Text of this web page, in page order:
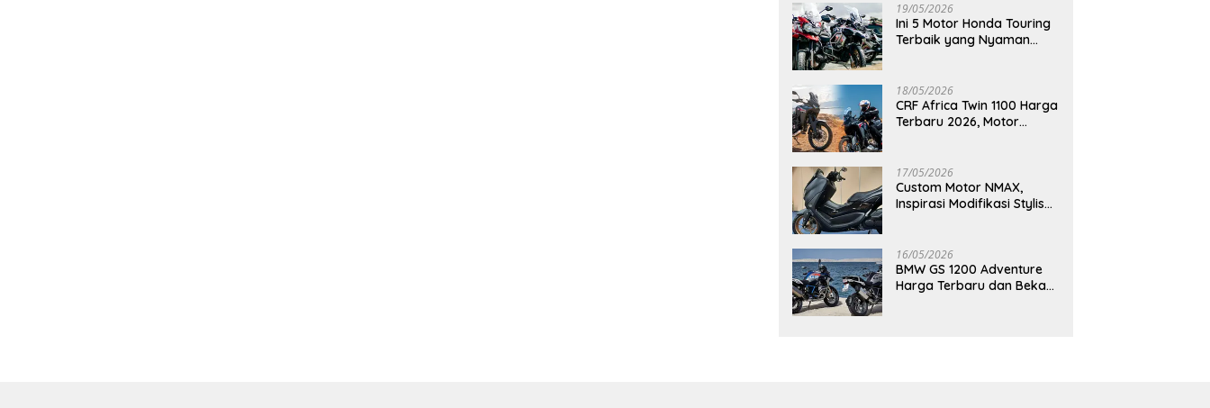
19/05/2026
Ini 5 Motor Honda Touring
Terbaik yang Nyaman
18/05/2026
CRF Africa Twin 1100 Harga
Terbaru 2026, Motor
17/05/2026
Custom Motor NMAX,
Inspirasi Modifikasi Stylish
16/05/2026
BMW GS 1200 Adventure
Harga Terbaru dan Bekas,